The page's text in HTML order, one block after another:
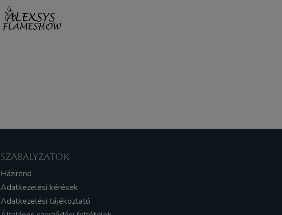
SZABÁLYZATOK
Házirend
Adatkezelési kérések
Adatkezelési tájékoztató